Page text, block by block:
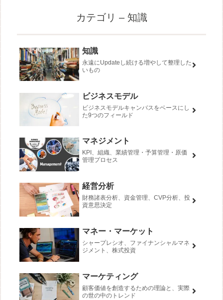
カテゴリ – 知識
知識
永遠にUpdateし続ける増やして整理した
いもの
ビジネスモデル
ビジネスモデルキャンバスをベースにし
た9つのフィールド
マネジメント
KPI、組織、業績管理・予算管理・原価
管理プロセス
経営分析
財務諸表分析、資金管理、CVP分析、投
資意思決定
マネー・マーケット
シャープレシオ、ファイナンシャルマネ
ジメント、株式投資
マーケティング
顧客価値を創造するための理論と、実際
の世の中のトレンド